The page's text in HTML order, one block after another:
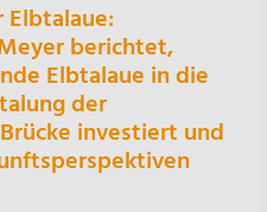
berichtet,
Elbtalaue in die
der
investiert und